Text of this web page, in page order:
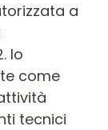
a
lo
come
tecnici